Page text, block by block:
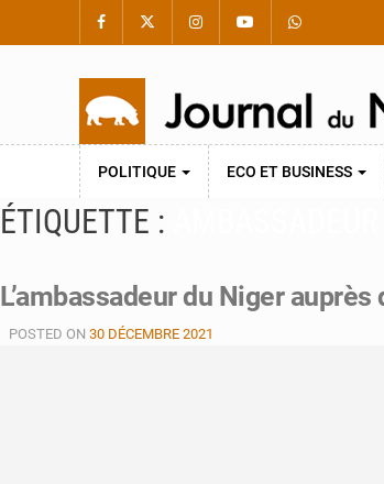
POLITIQUE ECO ET BUSINESS
ÉTIQUETTE :
L’ambassadeur du Niger
POSTED ON 30 DÉCEMBRE 2021